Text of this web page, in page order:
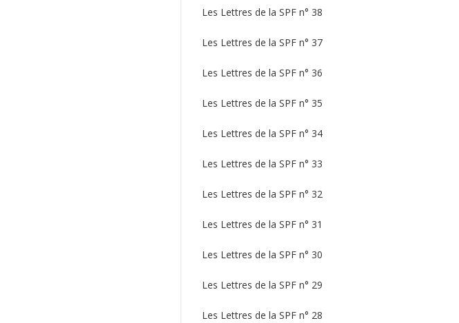
Les Lettres de la SPF n° 38
Les Lettres de la SPF n° 37
Les Lettres de la SPF n° 36
Les Lettres de la SPF n° 35
Les Lettres de la SPF n° 34
Les Lettres de la SPF n° 33
Les Lettres de la SPF n° 32
Les Lettres de la SPF n° 31
Les Lettres de la SPF n° 30
Les Lettres de la SPF n° 29
Les Lettres de la SPF n° 28